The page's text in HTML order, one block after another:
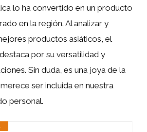
lo ha convertido en un producto
en la región. Al analizar y
productos asiáticos, el
destaca por su versatilidad y
Sin duda, es una joya de la
ser incluida en nuestra
personal.